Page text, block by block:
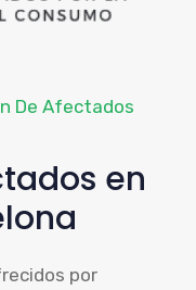
De Afectados
en
por